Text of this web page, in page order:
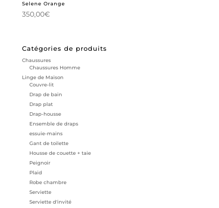
Selene Orange
350,00€
Catégories de produits
Chaussures
Chaussures Homme
Linge de Maison
Couvre-lit
Drap de bain
Drap plat
Drap-housse
Ensemble de draps
essuie-mains
Gant de toilette
Housse de couette + taie
Peignoir
Plaid
Robe chambre
Serviette
Serviette d'invité